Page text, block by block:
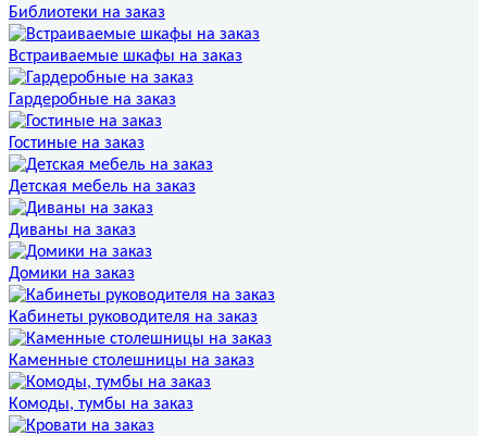
Библиотеки на заказ
Встраиваемые шкафы на заказ
Гардеробные на заказ
Гостиные на заказ
Детская мебель на заказ
Диваны на заказ
Домики на заказ
Кабинеты руководителя на заказ
Каменные столешницы на заказ
Комоды, тумбы на заказ